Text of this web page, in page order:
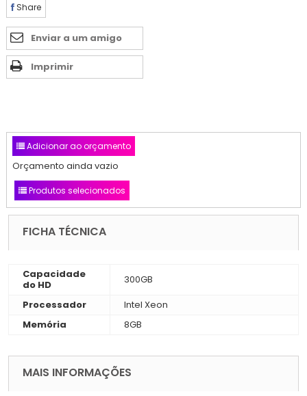
Share
Enviar a um amigo
Imprimir
Adicionar ao orçamento
Orçamento ainda vazio
Produtos selecionados
FICHA TÉCNICA
Capacidade
do HD
300GB
Processador
Intel Xeon
Memória
8GB
MAIS INFORMAÇÕES